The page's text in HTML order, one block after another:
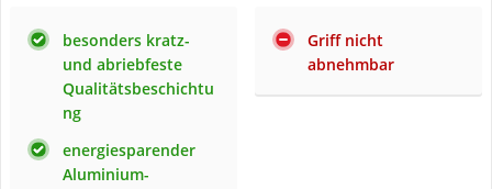
besonders kratz-
und abriebfeste
Qualitätsbeschichtu
ng
energiesparender
Aluminium-
Griff nicht
abnehmbar